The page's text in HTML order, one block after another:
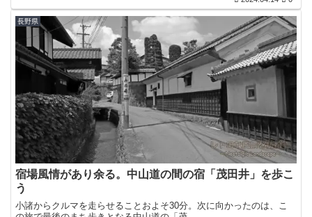
長野県
宿場風情があり余る。中山道の間の宿「茂田井」を歩こ
う
小諸からクルマを走らせることおよそ30分。次に向かったのは、こ